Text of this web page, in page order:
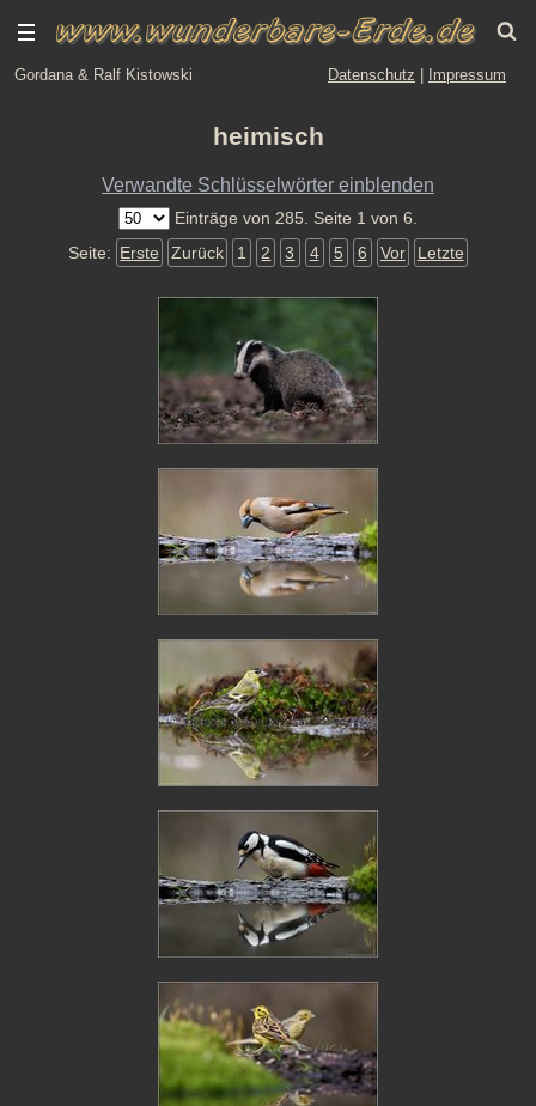
Gordana & Ralf Kistowski Datenschutz Impressum
heimisch
Verwandte Schlüsselwörter einblenden
Einträge von 285. Seite 1 von 6.
Seite: Erste Zurück 1 2 3 4 5 6 Vor Letzte